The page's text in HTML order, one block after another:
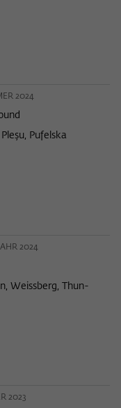
2024
Pufelska
2024
Weissberg, Thun-
2023